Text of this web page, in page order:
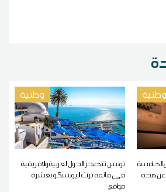
وطنية
الخامسة
عن هذه
وطنية
تونس تتصدر الدول العربية والإفريقية
في قائمة تراث اليونسكو بعشرة
مواقع